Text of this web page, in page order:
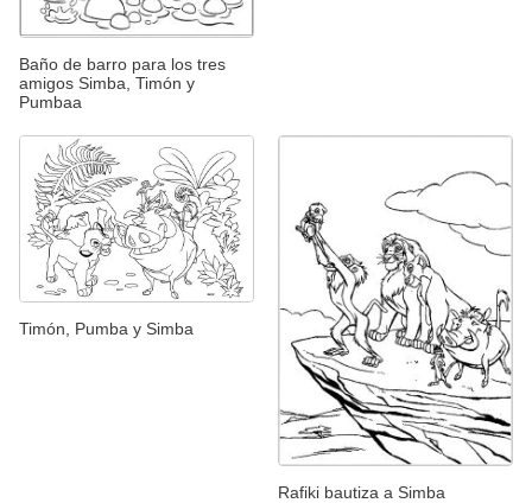
Baño de barro para los tres
amigos Simba, Timón y
Pumbaa
Timón, Pumba y Simba
Rafiki bautiza a Simba